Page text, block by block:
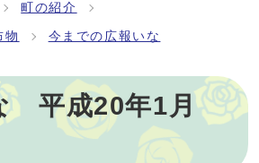
町の紹介
物 今までの広報いな
平成20年1月